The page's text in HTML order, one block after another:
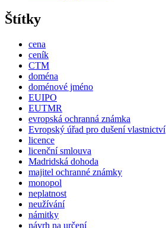
Štítky
cena
ceník
CTM
doména
doménové jméno
EUIPO
EUTMR
evropská ochranná známka
Evropský úřad pro dušení vlastnictví
licence
licenční smlouva
Madridská dohoda
majitel ochranné známky
monopol
neplatnost
neužívání
námitky
návrh na určení